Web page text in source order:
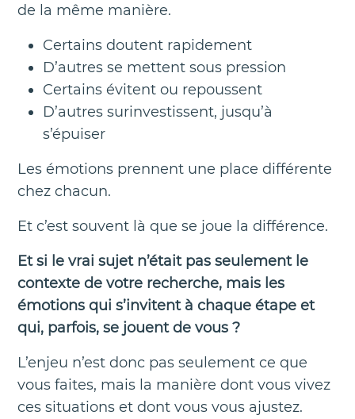
de la même manière.
Certains doutent rapidement
D’autres se mettent sous pression
Certains évitent ou repoussent
D’autres surinvestissent, jusqu’à
s’épuiser
Les émotions prennent une place différente
chez chacun.
Et c’est souvent là que se joue la différence.
Et si le vrai sujet n’était pas seulement le
contexte de votre recherche, mais les
émotions qui s’invitent à chaque étape et
qui, parfois, se jouent de vous ?
L’enjeu n’est donc pas seulement ce que
vous faites, mais la manière dont vous vivez
ces situations et dont vous vous ajustez.